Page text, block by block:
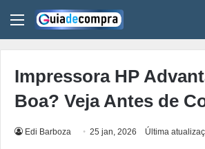
Menu
Impressora HP
Boa? Veja Antes de
Edi Barboza 25 jan, 2026 Última